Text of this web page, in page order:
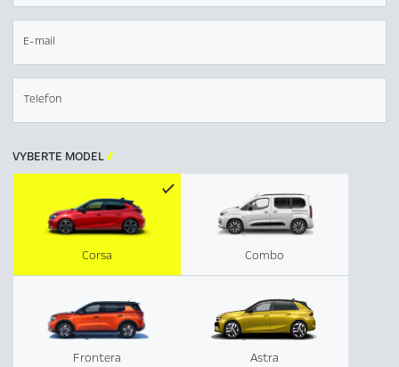
E-mail
Telefon
VYBERTE MODEL
Corsa Combo
Frontera Astra